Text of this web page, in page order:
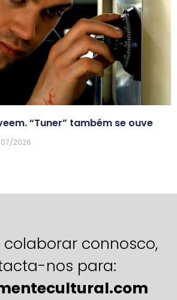
“Tuner” também se ouve
2026
colaborar connosco,
nos para: